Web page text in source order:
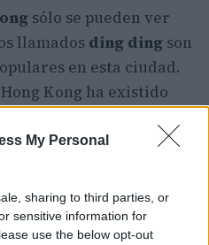
My Personal
sharing to third parties, or
sensitive information for
use the below opt-out
sólo se pueden ver
llamados ding ding son
en esta ciudad.
Kong ha existido
la ciudad.